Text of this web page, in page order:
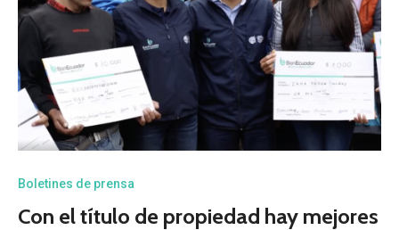
Boletines de prensa
Con el título de propiedad hay mejores